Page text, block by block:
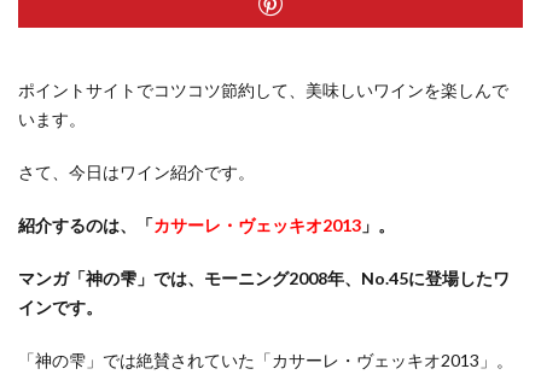
ポイントサイトでコツコツ節約して、美味しいワインを楽しんで
います。
さて、今日はワイン紹介です。
紹介するのは、「カサーレ・ヴェッキオ2013 」。
マンガ「神の雫」では、モーニング2008年、No.45に登場したワ
インです。
「神の雫」では絶賛されていた「カサーレ・ヴェッキオ2013」。